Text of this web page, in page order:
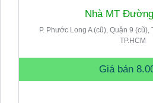
Nhà MT
P. Phước Long A (cũ), Quận 9 (cũ),
TP.HCM
Giá bán